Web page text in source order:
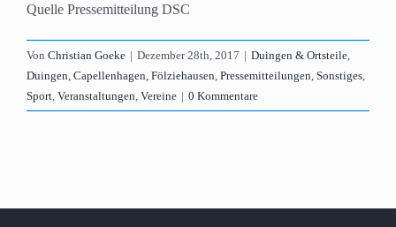
Quelle Pressemitteilung DSC
Von Christian Goeke | Dezember 28th, 2017 | Duingen & Ortsteile,
Duingen, Capellenhagen, Fölziehausen, Pressemitteilungen, Sonstiges,
Sport, Veranstaltungen, Vereine | 0 Kommentare